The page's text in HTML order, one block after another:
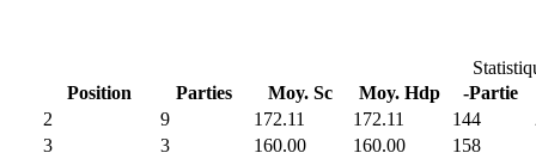
Position
Parties Moy. Sc Moy. Hdp
-Partie
2
9 172.11 172.11 144
3
3 160.00 160.00 158